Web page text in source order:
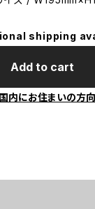
shipping
Add to cart
内にお住まいの方